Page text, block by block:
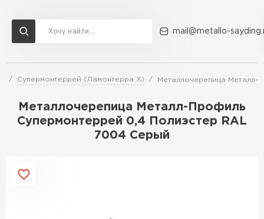
mail@metallo-
Супермонтеррей (Ламонтерра X) Металлочерепица Металл-
Металлочерепица Металл-Профиль
Супермонтеррей 0,4 Полиэстер RAL
7004 Серый
Доставка и оплата Акции О компании Контакты
Перейти в каталог